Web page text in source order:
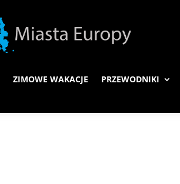
ZIMOWE WAKACJE PRZEWODNIKI